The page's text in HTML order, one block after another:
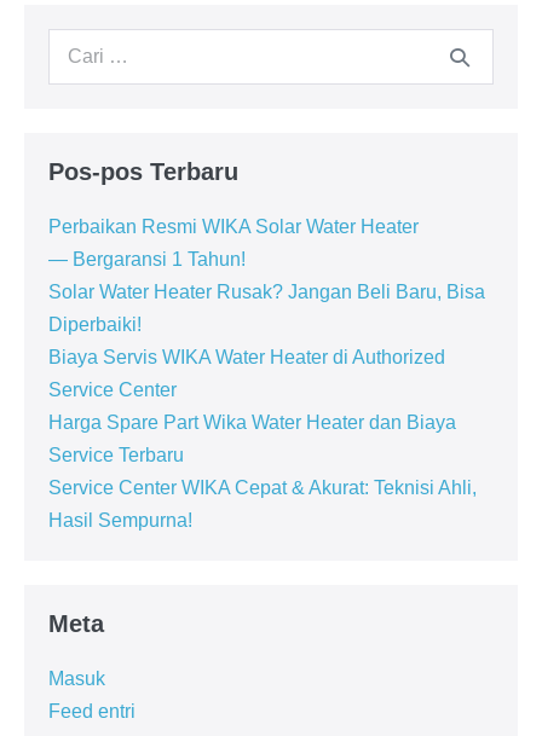
Pencarian
Pos-pos Terbaru
Perbaikan Resmi WIKA Solar Water Heater
— Bergaransi 1 Tahun!
Solar Water Heater Rusak? Jangan Beli Baru, Bisa
Diperbaiki!
Biaya Servis WIKA Water Heater di Authorized
Service Center
Harga Spare Part Wika Water Heater dan Biaya
Service Terbaru
Service Center WIKA Cepat & Akurat: Teknisi Ahli,
Hasil Sempurna!
Meta
Masuk
Feed entri